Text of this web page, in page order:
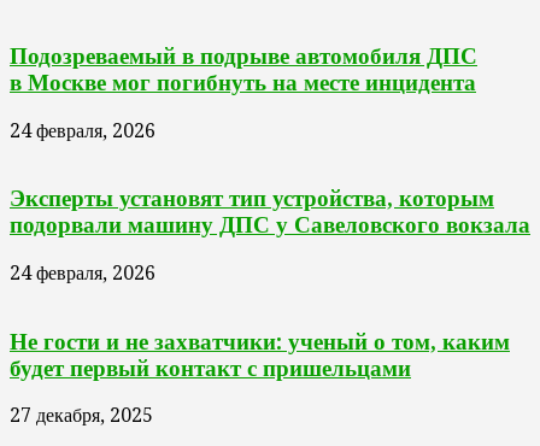
Подозреваемый в подрыве автомобиля ДПС
в Москве мог погибнуть на месте инцидента
24 февраля, 2026
Эксперты установят тип устройства, которым
подорвали машину ДПС у Савеловского вокзала
24 февраля, 2026
Не гости и не захватчики: ученый о том, каким
будет первый контакт с пришельцами
27 декабря, 2025